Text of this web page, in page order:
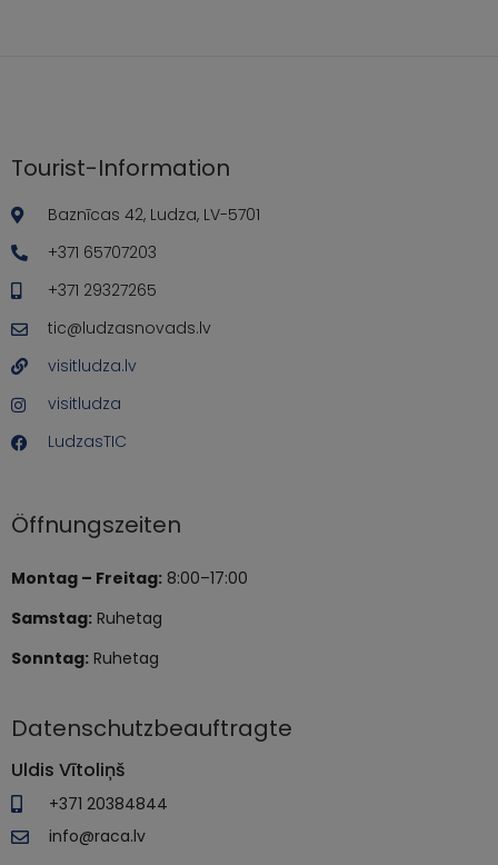
Tourist-Information
Baznīcas 42, Ludza, LV-5701
+371 65707203
+371 29327265
tic@ludzasnovads.lv
visitludza.lv
visitludza
LudzasTIC
Öffnungszeiten
Montag – Freitag: 8:00–17:00
Samstag: Ruhetag
Sonntag: Ruhetag
Datenschutzbeauftragte
Uldis Vītoliņš
+371 20384844
info@raca.lv